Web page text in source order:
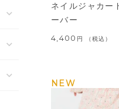
ネイルジャカー
ーバー
4,400 税込
NEW